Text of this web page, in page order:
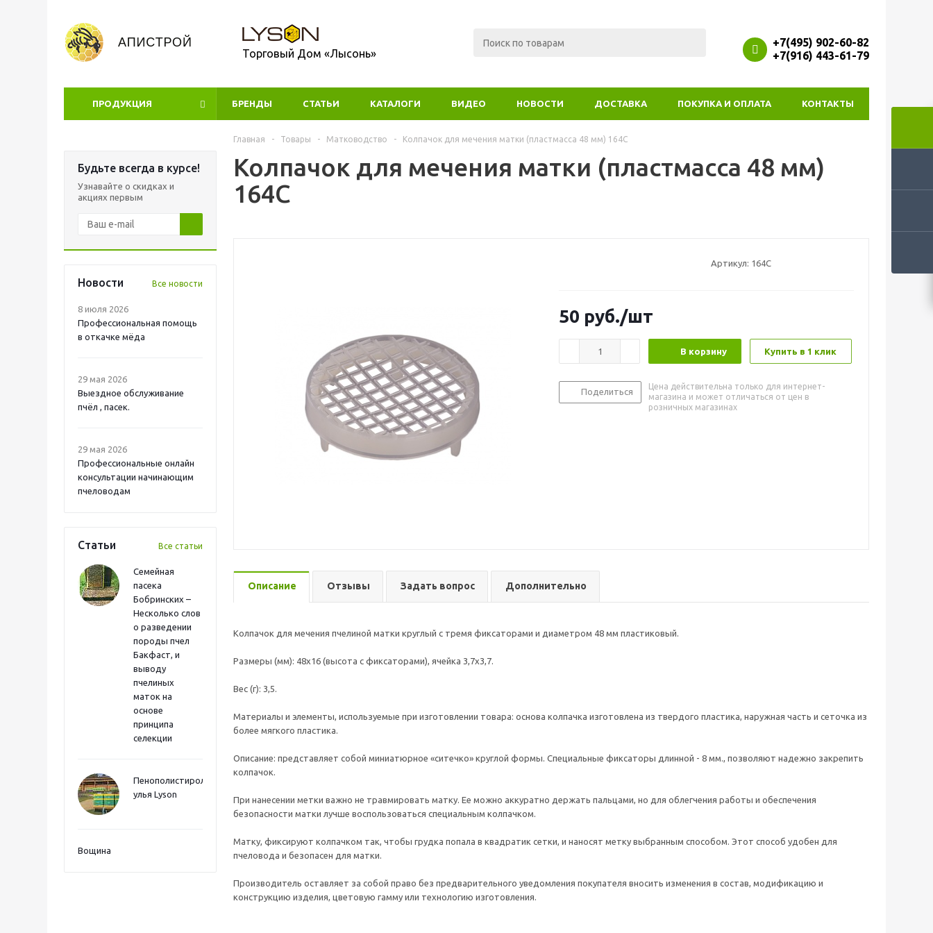
Торговый Дом «Лысонь»
+7(495) 902-60-82
+7(916) 443-61-79
ПРОДУКЦИЯ УЦЕНКА
БРЕНДЫ СТАТЬИ КАТАЛОГИ ВИДЕО НОВОСТИ ДОСТАВКА ПОКУПКА И ОПЛАТА КОНТАКТЫ
Будьте всегда в курсе!
Узнавайте о скидках и
акциях первым
Новости Все новости
8 июля 2026
Профессиональная помощь
в откачке мёда
29 мая 2026
Выездное обслуживание
пчёл , пасек.
29 мая 2026
Профессиональные онлайн
консультации начинающим
пчеловодам
Статьи Все статьи
Семейная
пасека
Бобринских –
Несколько слов
о разведении
породы пчел
Бакфаст, и
выводу
пчелиных
маток на
основе
принципа
селекции
Пенополистиролные
улья Lyson
Вощина
Главная - Товары - Матководство - Колпачок для мечения матки (пластмасса 48 мм) 164C
Колпачок для мечения матки (пластмасса 48 мм)
164C
Артикул: 164С
50 руб./шт
В корзину Купить в 1 клик
Поделиться
Цена действительна только для интернет-
магазина и может отличаться от цен в
розничных магазинах
Описание Отзывы Задать вопрос Дополнительно
Колпачок для мечения пчелиной матки круглый с тремя фиксаторами и диаметром 48 мм пластиковый.
Размеры (мм): 48х16 (высота с фиксаторами), ячейка 3,7х3,7.
Вес (г): 3,5.
Материалы и элементы, используемые при изготовлении товара: основа колпачка изготовлена из твердого пластика, наружная часть и сеточка из
более мягкого пластика.
Описание: представляет собой миниатюрное «ситечко» круглой формы. Специальные фиксаторы длинной - 8 мм., позволяют надежно закрепить
колпачок.
При нанесении метки важно не травмировать матку. Ее можно аккуратно держать пальцами, но для облегчения работы и обеспечения
безопасности матки лучше воспользоваться специальным колпачком.
Матку, фиксируют колпачком так, чтобы грудка попала в квадратик сетки, и наносят метку выбранным способом. Этот способ удобен для
пчеловода и безопасен для матки.
Производитель оставляет за собой право без предварительного уведомления покупателя вносить изменения в состав, модификацию и
конструкцию изделия, цветовую гамму или технологию изготовления.